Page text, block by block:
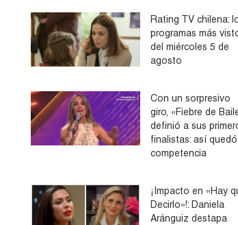
Rating TV chilena:
programas más
del miércoles 5 de
agosto
Con un sorpresivo
giro, «Fiebre de
definió a sus
finalistas: así
competencia
¡Impacto en «Hay
Decirlo»!: Daniela
Aránguiz destapa